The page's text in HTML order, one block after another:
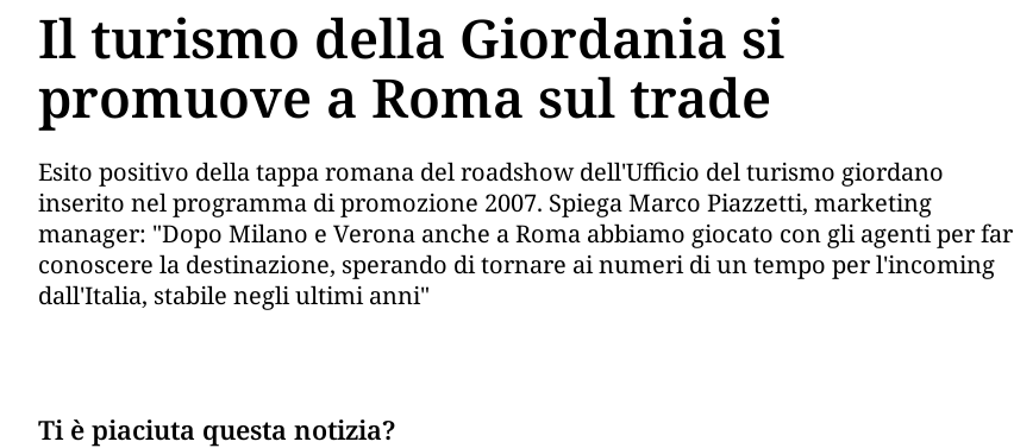
Il turismo della Giordania si
promuove a Roma sul trade
Esito positivo della tappa romana del roadshow dell'Ufficio del turismo giordano
inserito nel programma di promozione 2007. Spiega Marco Piazzetti, marketing
manager: "Dopo Milano e Verona anche a Roma abbiamo giocato con gli agenti per far
conoscere la destinazione, sperando di tornare ai numeri di un tempo per l'incoming
dall'Italia, stabile negli ultimi anni"
Ti è piaciuta questa notizia?